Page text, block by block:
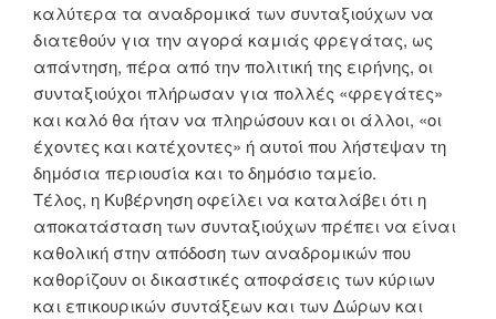
καλύτερα τα αναδρομικά των συνταξιούχων να
διατεθούν για την αγορά καμιάς φρεγάτας, ως
απάντηση, πέρα από την πολιτική της ειρήνης, οι
συνταξιούχοι πλήρωσαν για πολλές «φρεγάτες»
και καλό θα ήταν να πληρώσουν και οι άλλοι, «οι
έχοντες και κατέχοντες» ή αυτοί που λήστεψαν τη
δημόσια περιουσία και το δημόσιο ταμείο.
Τέλος, η Κυβέρνηση οφείλει να καταλάβει ότι η
αποκατάσταση των συνταξιούχων πρέπει να είναι
καθολική στην απόδοση των αναδρομικών που
καθορίζουν οι δικαστικές αποφάσεις των κύριων
και επικουρικών συντάξεων και των Δώρων και